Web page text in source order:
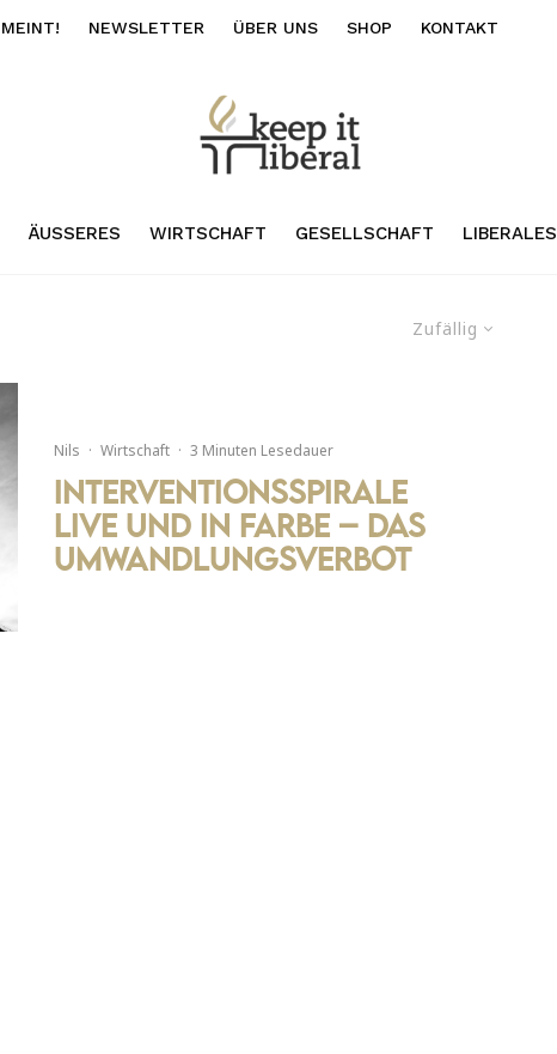
MEINT! NEWSLETTER ÜBER UNS SHOP KONTAKT
ÄUSSERES WIRTSCHAFT GESELLSCHAFT LIBERALES
Zufällig
Nils · Wirtschaft · 3 Minuten Lesedauer
Interventionsspirale
live und in Farbe – Das
Umwandlungsverbot